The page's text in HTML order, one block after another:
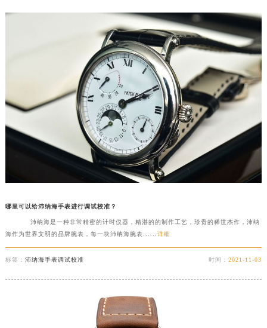
哪里可以给沛纳海手表进行调试校准？
沛纳海是一种非常精密的计时仪器，精湛的的制作工艺，珍贵的稀世杰作，沛纳
海作为世界文明的品牌腕表，每一块沛纳海腕表......详细
标签： 沛纳海手表调试校准 时间：2021-11-03